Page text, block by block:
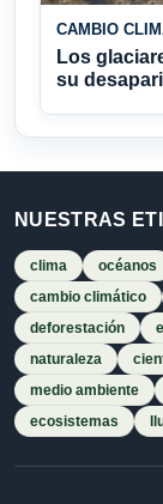
CAMBIO
Los
su
NUESTRAS
clima océanos
cambio climático
deforestación
naturaleza
medio ambiente
ecosistemas